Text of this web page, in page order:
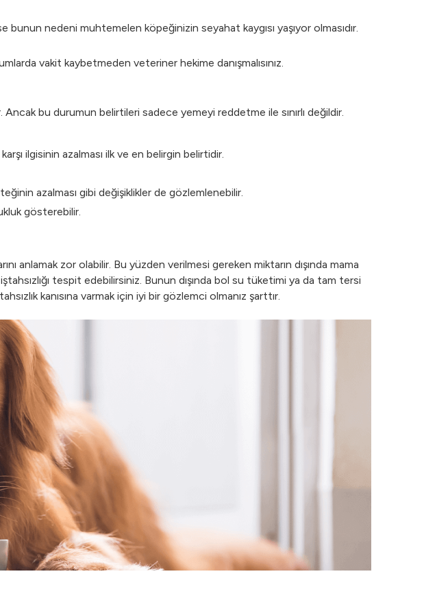
bunun nedeni muhtemelen köpeğinizin seyahat kaygısı yaşıyor olmasıdır.
vakit kaybetmeden veteriner hekime danışmalısınız.
bu durumun belirtileri sadece yemeyi reddetme ile sınırlı değildir.
ilgisinin azalması ilk ve en belirgin belirtidir.
azalması gibi değişiklikler de gözlemlenebilir.
gösterebilir.
anlamak zor olabilir. Bu yüzden verilmesi gereken miktarın dışında mama
tespit edebilirsiniz. Bunun dışında bol su tüketimi ya da tam tersi
kanısına varmak için iyi bir gözlemci olmanız şarttır.